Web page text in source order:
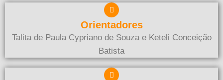
Orientadores
Talita de Paula Cypriano de Souza e Keteli Conceição
Batista